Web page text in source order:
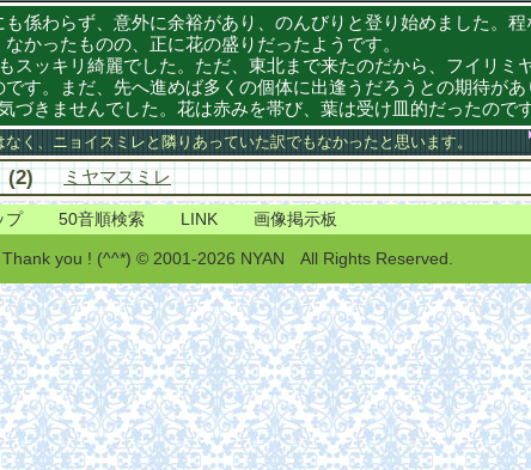
係わらず、意外に余裕があり、のんびりと登り始めました。程
かったものの、正に花の盛りだったようです。
ッキリ綺麗でした。ただ、東北まで来たのだから、フイリミ
す。まだ、先へ進めば多くの個体に出逢うだろうとの期待があ
きませんでした。花は赤みを帯び、葉は受け皿的だったのです
く、ニョイスミレと隣りあっていた訳でもなかったと思います。
(2) ミヤマスミレ
プ 50音順検索 LINK 画像掲示板
Thank you ! (^^*) © 2001-2026 NYAN All Rights Reserved.